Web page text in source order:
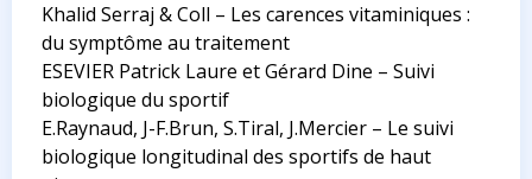
Khalid Serraj & Coll – Les carences vitaminiques :
du symptôme au traitement
ESEVIER Patrick Laure et Gérard Dine – Suivi
biologique du sportif
E.Raynaud, J-F.Brun, S.Tiral, J.Mercier – Le suivi
biologique longitudinal des sportifs de haut